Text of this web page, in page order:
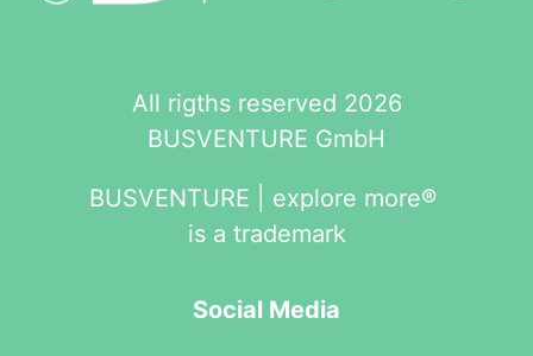
All rigths reserved 2026
BUSVENTURE GmbH
BUSVENTURE | explore more®
is a trademark
Social Media